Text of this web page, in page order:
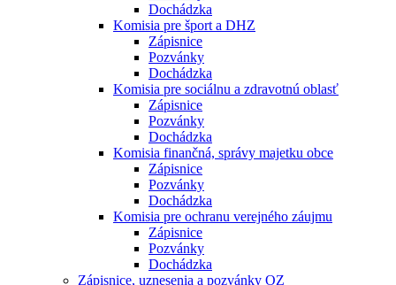
Dochádzka
Komisia pre šport a DHZ
Zápisnice
Pozvánky
Dochádzka
Komisia pre sociálnu a zdravotnú oblasť
Zápisnice
Pozvánky
Dochádzka
Komisia finančná, správy majetku obce
Zápisnice
Pozvánky
Dochádzka
Komisia pre ochranu verejného záujmu
Zápisnice
Pozvánky
Dochádzka
Zápisnice, uznesenia a pozvánky OZ